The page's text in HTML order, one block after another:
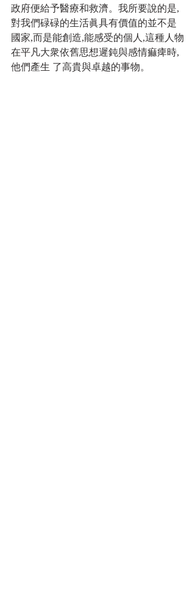
政府便給予醫療和救濟。我所要說的是,
對我們碌碌的生活眞具有價值的並不是
國家,而是能創造,能感受的個人,這種人物
在平凡大衆依舊思想遲鈍與感情痲痺時,
他們產生 了高貴與卓越的事物。